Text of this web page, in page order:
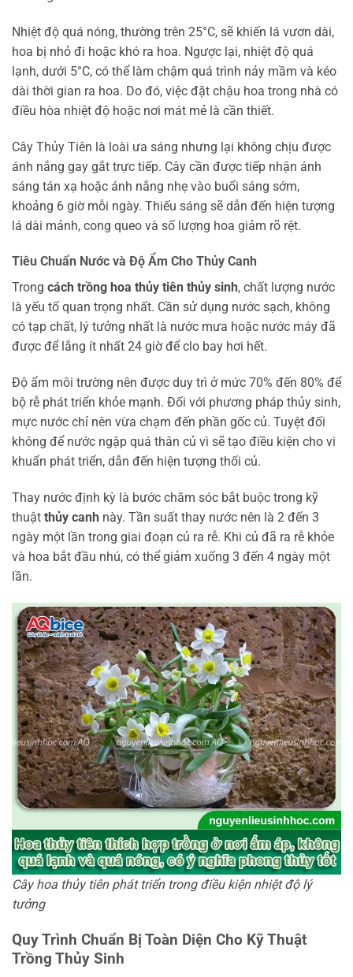
Nhiệt độ quá nóng, thường trên 25°C, sẽ khiến lá vươn dài,
hoa bị nhỏ đi hoặc khó ra hoa. Ngược lại, nhiệt độ quá
lạnh, dưới 5°C, có thể làm chậm quá trình nảy mầm và kéo
dài thời gian ra hoa. Do đó, việc đặt chậu hoa trong nhà có
điều hòa nhiệt độ hoặc nơi mát mẻ là cần thiết.
Cây Thủy Tiên là loài ưa sáng nhưng lại không chịu được
ánh nắng gay gắt trực tiếp. Cây cần được tiếp nhận ánh
sáng tán xạ hoặc ánh nắng nhẹ vào buổi sáng sớm,
khoảng 6 giờ mỗi ngày. Thiếu sáng sẽ dẫn đến hiện tượng
lá dài mảnh, cong queo và số lượng hoa giảm rõ rệt.
Tiêu Chuẩn Nước và Độ Ẩm Cho Thủy Canh
Trong cách trồng hoa thủy tiên thủy sinh, chất lượng nước
là yếu tố quan trọng nhất. Cần sử dụng nước sạch, không
có tạp chất, lý tưởng nhất là nước mưa hoặc nước máy đã
được để lắng ít nhất 24 giờ để clo bay hơi hết.
Độ ẩm môi trường nên được duy trì ở mức 70% đến 80% để
bộ rễ phát triển khỏe mạnh. Đối với phương pháp thủy sinh,
mực nước chỉ nên vừa chạm đến phần gốc củ. Tuyệt đối
không để nước ngập quá thân củ vì sẽ tạo điều kiện cho vi
khuẩn phát triển, dẫn đến hiện tượng thối củ.
Thay nước định kỳ là bước chăm sóc bắt buộc trong kỹ
thuật thủy canh này. Tần suất thay nước nên là 2 đến 3
ngày một lần trong giai đoạn củ ra rễ. Khi củ đã ra rễ khỏe
và hoa bắt đầu nhú, có thể giảm xuống 3 đến 4 ngày một
lần.
Cây hoa thủy tiên phát triển trong điều kiện nhiệt độ lý
tưởng
Quy Trình Chuẩn Bị Toàn Diện Cho Kỹ Thuật
Trồng Thủy Sinh